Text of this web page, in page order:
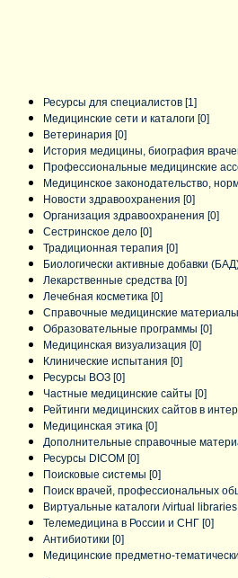
Ресурсы для специалистов [1]
Медицинские сети и каталоги [0]
Ветеринария [0]
История медицины, биография
Профессиональные медицинские
Медицинское законодательство,
Новости здравоохранения [0]
Организация здравоохранения [0]
Сестринское дело [0]
Традиционная терапия [0]
Биологически активные добавки
Лекарственные средства [0]
Лечебная косметика [0]
Справочные медицинские материалы
Образовательные программы [0]
Медицинская визуализация [0]
Клинические испытания [0]
Ресурсы ВОЗ [0]
Частные медицинские сайты [0]
Рейтинги медицинских сайтов в
Медицинская этика [0]
Дополнительные справочные
Ресурсы DICOM [0]
Поисковые системы [0]
Поиск врачей, профессиональных
Виртуальные каталоги /virtual libraries
Телемедицина в России и СНГ [0]
Антибиотики [0]
Медицинские предметно-